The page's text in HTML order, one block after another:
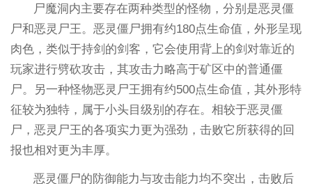
尸魔洞内主要存在两种类型的怪物，分别是恶灵僵
尸和恶灵尸王。恶灵僵尸拥有约180点生命值，外形呈现
肉色，类似于持剑的剑客，它会使用背上的剑对靠近的
玩家进行劈砍攻击，其攻击力略高于矿区中的普通僵
尸。另一种怪物恶灵尸王拥有约500点生命值，其外形特
征较为独特，属于小头目级别的存在。相较于恶灵僵
尸，恶灵尸王的各项实力更为强劲，击败它所获得的回
报也相对更为丰厚。
恶灵僵尸的防御能力与攻击能力均不突出，击败后